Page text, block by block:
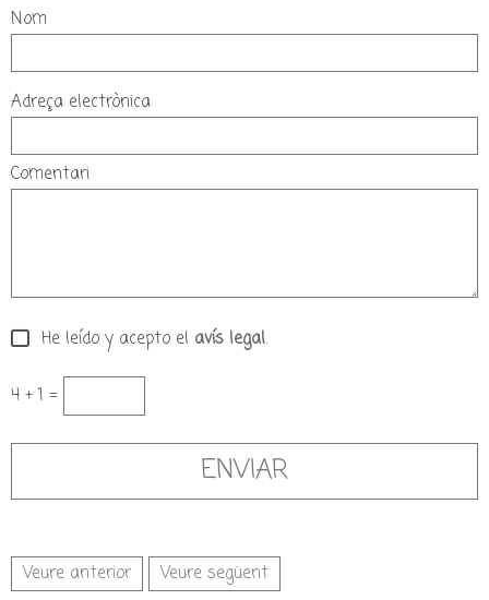
Nom
Adreça electrònica
Comentari
He leído y acepto el avís legal.
4 + 1 =
Veure anterior Veure següent